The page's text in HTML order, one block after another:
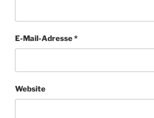
E-Mail-Adresse*
Website